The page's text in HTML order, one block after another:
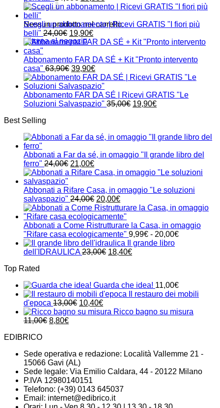
Nessun prodotto nel carrello.
Ritorna al negozio
prezzo
era:
24,00€.
prezzo
è:
Scegli un abbonamento | Ricevi GRATIS "I fiori più
belli" 24,00€ Il
prezzo
era:
24,00€.
19,90€Il
prezzo
è:
19,90€.
Abbonamento FAR DA SÉ + Kit "Pronto intervento
casa" 63,90€ Il
prezzo
originale
era:
63,90€.
39,90€Il
prezzo
attuale
è:
39,90€.
Abbonamento FAR DA SÉ | Ricevi GRATIS "Le
Soluzioni Salvaspazio" 35,00€ Il
35,00€.
19,90€Il
19,90€.
Best Selling
Abbonati a Far da sé, in omaggio "Il grande libro del
ferro" 24,00€ Il
prezzo
era:
24,00€.
21,00€Il
prezzo
è:
21,00€.
Abbonati a Rifare Casa, in omaggio "Le soluzioni
salvaspazio" 24,00€ Il
prezzo
originale
era:
24,00€.
20,00€Il
prezzo
attuale
è:
20,00€.
Abbonati a Come Ristrutturare la Casa, in omaggio
"Rifare casa ecologicamente" 9,99€ - 20,00€Fascia
20,00€
Il grande libro
dell'IDRAULICA 23,00€ Il
23,00€.
18,40€Il
18,40€.
Top Rated
Guarda che idea! 11,00€
Il restauro dei mobili
d'epoca 13,00€ Il
prezzo
10,40€Il
prezzoRicco bagno su misura
11,00€ Il
11,00€.
8,80€Il
8,80€.
EDIBRICO
Sede operativa e redazione: Località Vallemme 21 -
15066 Gavi (AL)
Sede legale: Via Emilio Caldara, 44 - 20122 Milano
P.IVA 12980140151
Telefono: (+39) 0143 645037
Email: internet@edibrico.it